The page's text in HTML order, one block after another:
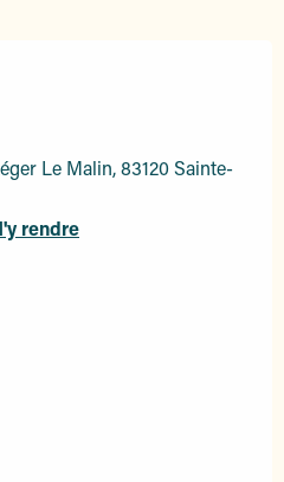
Le Malin, 83120 Sainte-
rendre